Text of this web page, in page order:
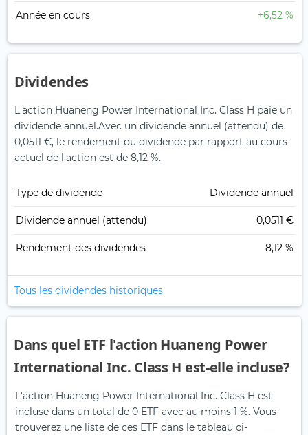
Année en cours +6,52 %
Dividendes
L'action Huaneng Power International Inc. Class H paie un
dividende annuel.Avec un dividende annuel (attendu) de
0,0511 €, le rendement du dividende par rapport au cours
actuel de l'action est de 8,12 %.
Type de dividende Dividende annuel
Dividende annuel (attendu) 0,0511 €
Rendement des dividendes 8,12 %
Tous les dividendes historiques
Dans quel ETF l'action Huaneng Power
International Inc. Class H est-elle incluse?
L'action Huaneng Power International Inc. Class H est
incluse dans un total de 0 ETF avec au moins 1 %. Vous
trouverez une liste de ces ETF dans le tableau ci-